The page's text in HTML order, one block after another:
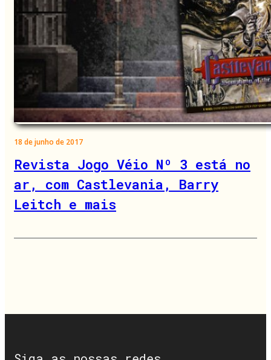
18 de junho de 2017
Revista Jogo Véio Nº 3 está no
ar, com Castlevania, Barry
Leitch e mais